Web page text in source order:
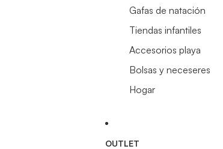
Gafas de natación
Tiendas infantiles
Accesorios playa
Bolsas y neceseres
Hogar
OUTLET